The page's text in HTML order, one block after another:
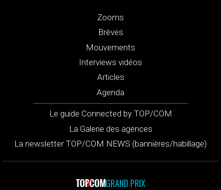
Zooms
Brèves
Mouvements
Interviews vidéos
Articles
Agenda
Le guide Connected by TOP/COM
La Galerie des agences
La newsletter TOP/COM NEWS (bannières/habillage)
GRAND PRIX